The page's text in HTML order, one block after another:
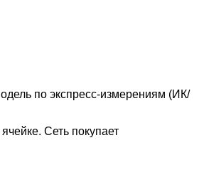
по экспресс-измерениям (ИК/
Сеть покупает